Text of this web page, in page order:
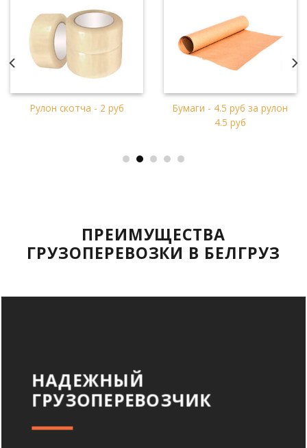
Рулон скотча - 2 руб
Бумаги - 4.5 руб за рулон
4.5 руб
ПРЕИМУЩЕСТВА
ГРУЗОПЕРЕВОЗКИ В БЕЛГРУЗ
НАДЕЖНЫЙ
ГРУЗОПЕРЕВОЗЧИК